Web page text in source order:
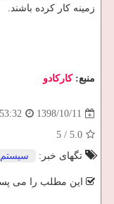
زمینه كار كرده باشند.
منبع:كاركادو
1398/10/11
5.0
/
5
تگهای خبر:
سیستم
این مطلب را می